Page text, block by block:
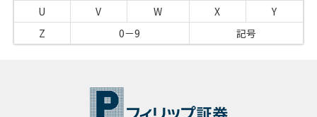
U
V W X
Y
Z
0－9 記号